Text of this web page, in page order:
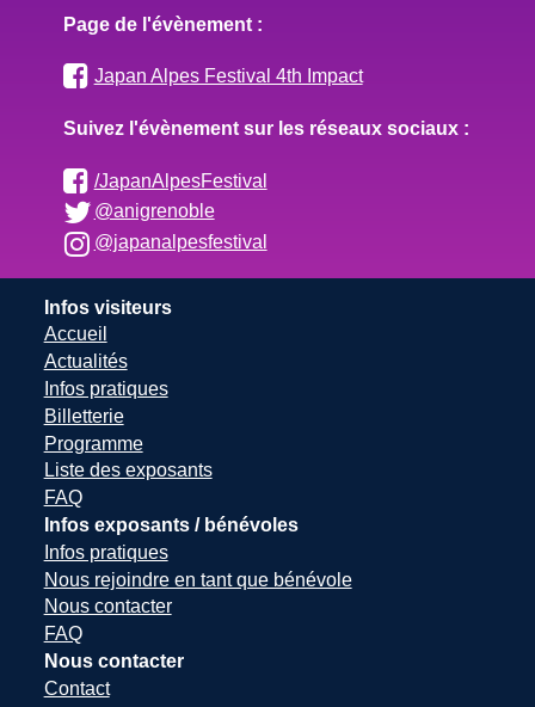
Page de l'évènement :
Japan Alpes Festival 4th Impact
Suivez l'évènement sur les réseaux sociaux :
/JapanAlpesFestival
@anigrenoble
@japanalpesfestival
Infos visiteurs
Accueil
Actualités
Infos pratiques
Billetterie
Programme
Liste des exposants
FAQ
Infos exposants / bénévoles
Infos pratiques
Nous rejoindre en tant que bénévole
Nous contacter
FAQ
Nous contacter
Contact